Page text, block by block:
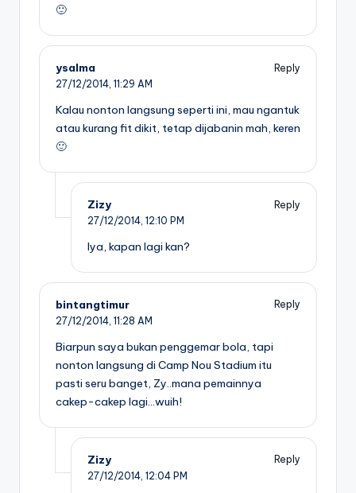
🙂
ysalma
Reply
27/12/2014, 11:29 AM
Kalau nonton langsung seperti ini, mau ngantuk
atau kurang fit dikit, tetap dijabanin mah, keren
🙂
Zizy
Reply
27/12/2014, 12:10 PM
Iya, kapan lagi kan?
bintangtimur
Reply
27/12/2014, 11:28 AM
Biarpun saya bukan penggemar bola, tapi
nonton langsung di Camp Nou Stadium itu
pasti seru banget, Zy..mana pemainnya
cakep-cakep lagi…wuih!
Zizy
Reply
27/12/2014, 12:04 PM